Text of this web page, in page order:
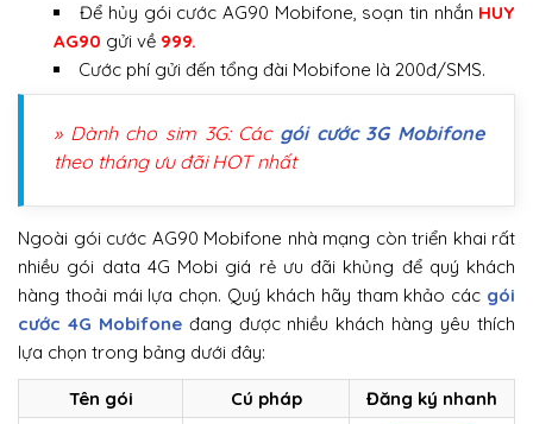
Để hủy gói cước AG90 Mobifone, soạn tin nhắn HUY
AG90 gửi về 999.
Cước phí gửi đến tổng đài Mobifone là 200đ/SMS.
» Dành cho sim 3G: Các gói cước 3G Mobifone
theo tháng ưu đãi HOT nhất
Ngoài gói cước AG90 Mobifone nhà mạng còn triển khai rất
nhiều gói data 4G Mobi giá rẻ ưu đãi khủng để quý khách
hàng thoải mái lựa chọn. Quý khách hãy tham khảo các gói
cước 4G Mobifoneđang được nhiều khách hàng yêu thích
lựa chọn trong bảng dưới đây:
Tên gói Cú pháp
Đăng ký nhanh